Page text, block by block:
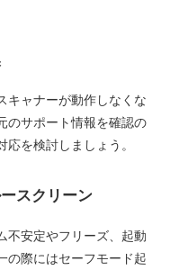
キャナーが動作しなくな
のサポート情報を確認の
を検討しましょう。
スクリーン
不安定やフリーズ、起動
の際にはセーフモード起